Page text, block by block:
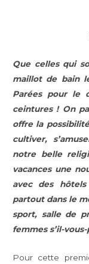
Que celles qui
maillot de bain
Parées pour le
ceintures ! On
offre la
cultiver,
notre belle
vacances une
avec des
partout dans le
sport, salle de
femmes s’il-
Pour cette